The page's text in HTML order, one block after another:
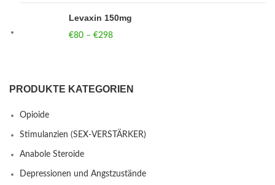
Levaxin 150mg
€80 – €298
PRODUKTE KATEGORIEN
Opioide
Stimulanzien (SEX-VERSTÄRKER)
Anabole Steroide
Depressionen und Angstzustände